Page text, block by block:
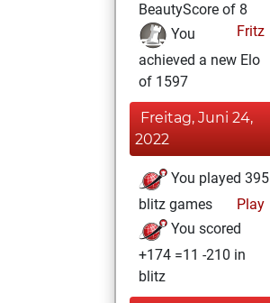
BeautyScore of 8
Fritz
You
achieved a new Elo
of 1597
Freitag, Juni 24,
2022
You played 395
blitz games
Play
You scored
+174 =11 -210 in
blitz